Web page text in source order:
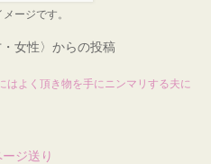
ージです。
女性〉からの投稿
はよく頂き物を手にニンマリする夫に
ジ送り